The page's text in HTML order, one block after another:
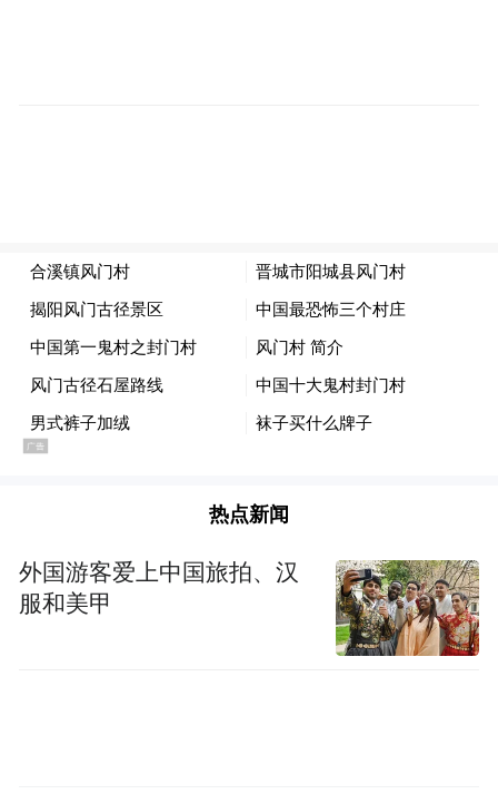
从理论到实践、从材料到工艺的全链路可持
热点新闻
外国游客爱上中国旅拍、汉
服和美甲